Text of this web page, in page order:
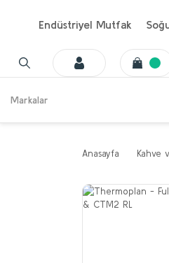
Endüstriyel Mutfak
Markalar
Anasayfa Kahve